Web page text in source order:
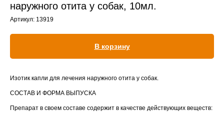
Лечение шиншилл
наружного отита у собак, 10мл.
Артикул: 13919
В корзину
Изотик капли для лечения наружного отита у собак.
СОСТАВ И ФОРМА ВЫПУСКА
Препарат в своем составе содержит в качестве действующих веществ: